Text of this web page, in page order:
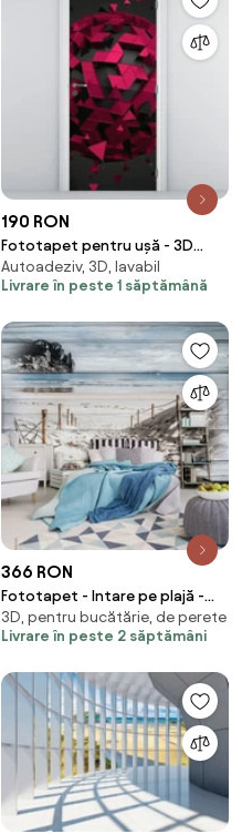
190 RON
Fototapet pentru ușă - 3D
abstract (95x205cm)
Autoadeziv, 3D, lavabil
Livrare în peste 1 săptămână
366 RON
Fototapet - Intare pe plajă -
imitație de lemn (254x184 cm)
3D, pentru bucătărie, de perete
Livrare în peste 2 săptămâni